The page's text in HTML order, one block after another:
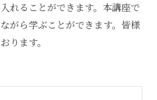
れることができます。本講座で
がら学ぶことができます。皆様
ります。